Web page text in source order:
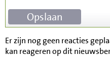
Er zijn nog geen reacties
kan reageren op dit